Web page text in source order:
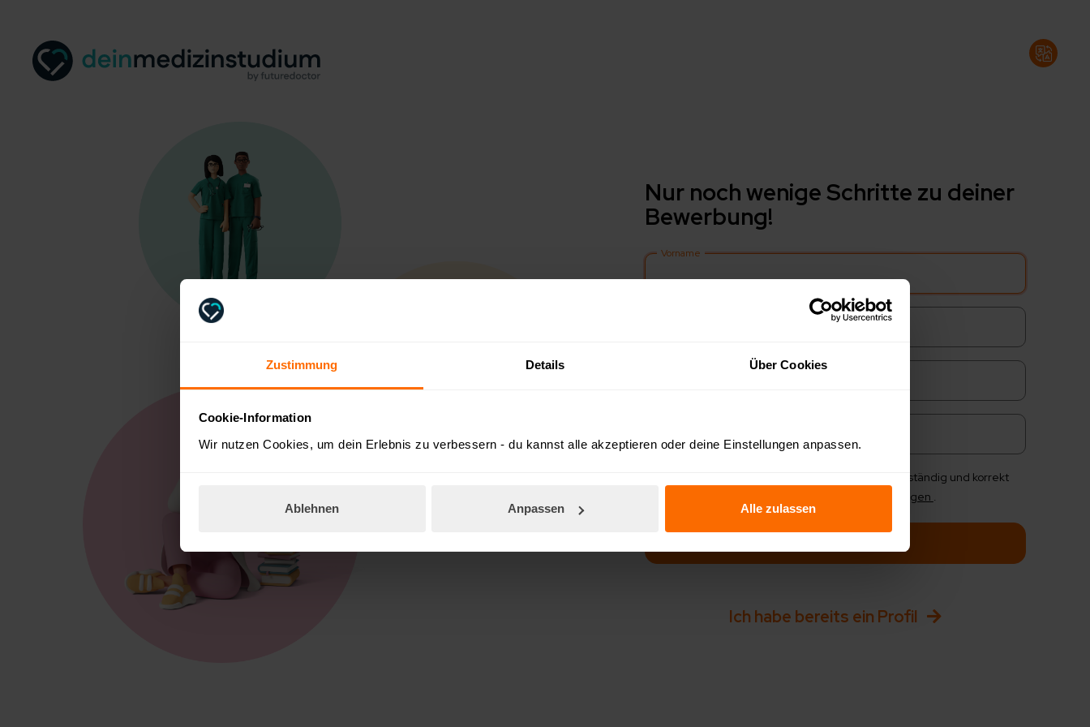
Zustimmung Details Über Cookies
Cookie-Information
Wir nutzen Cookies, um dein Erlebnis zu verbessern - du kannst alle akzeptieren oder deine Einstellungen anpassen.
Ablehnen Anpassen Alle zulassen
Nur noch wenige Schritte zu deiner
Bewerbung!
Vorname
Ja, die von mir angegebenen Daten sind vollständig und korrekt
Datenschutzbedingungen .
Ich habe bereits ein Profil